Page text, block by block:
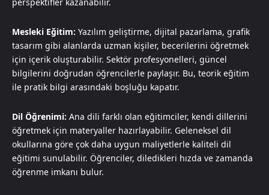
Mesleki Eğitim: Yazılım geliştirme, dijital pazarlama, grafik
tasarım gibi alanlarda uzman kişiler, becerilerini öğretmek
için içerik oluşturabilir. Sektör profesyonelleri, güncel
bilgilerini doğrudan öğrencilerle paylaşır. Bu, teorik eğitim
ile pratik bilgi arasındaki boşluğu kapatır.
Dil Öğrenimi: Ana dili farklı olan eğitimciler, kendi dillerini
öğretmek için materyaller hazırlayabilir. Geleneksel dil
okullarına göre çok daha uygun maliyetlerle kaliteli dil
eğitimi sunulabilir. Öğrenciler, diledikleri hızda ve zamanda
öğrenme imkanı bulur.